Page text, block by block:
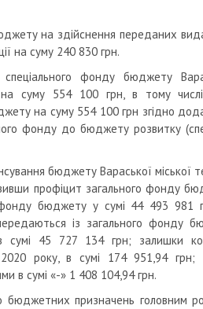
на здійснення переданих
на суму 240 830 грн.
фонду бюджету
суму 554 100 грн, в тому
на суму 554 100 грн згідно
фонду до бюджету розвитку
бюджету Вараської міської
профіцит загального фонду
фонду бюджету у сумі 44 493 981
із загального фонду
сумі 45 727 134 грн; залишки
року, в сумі 174 951,94 грн;
в сумі «-» 1 408 104,94 грн.
бюджетних призначень головним